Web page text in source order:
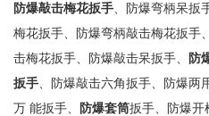
防爆敲击梅花扳手 、防爆弯柄呆
梅花扳手、防爆弯柄敲击梅花扳手
击梅花扳手、防爆敲击呆扳手、
防
扳手 、防爆敲击六角扳手、防爆
万 能扳手、
防爆套筒扳手、防爆开